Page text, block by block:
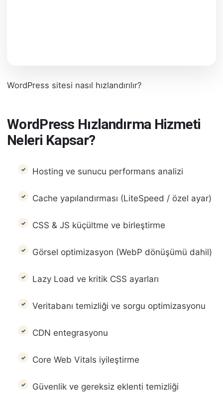
WordPress sitesi nasıl hızlandırılır?
WordPress Hızlandırma Hizmeti
Neleri Kapsar?
Hosting ve sunucu performans analizi
Cache yapılandırması (LiteSpeed / özel ayar)
CSS & JS küçültme ve birleştirme
Görsel optimizasyon (WebP dönüşümü dahil)
Lazy Load ve kritik CSS ayarları
Veritabanı temizliği ve sorgu optimizasyonu
CDN entegrasyonu
Core Web Vitals iyileştirme
Güvenlik ve gereksiz eklenti temizliği